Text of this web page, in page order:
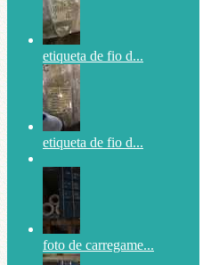
etiqueta de fio d...
etiqueta de fio d...
foto de carregame...